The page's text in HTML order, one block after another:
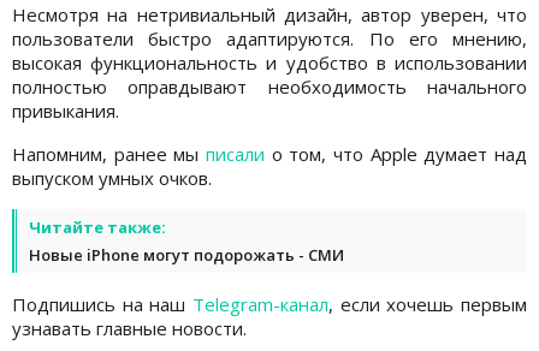
Несмотря на нетривиальный дизайн, автор уверен, что
пользователи быстро адаптируются. По его мнению,
высокая функциональность и удобство в использовании
полностью оправдывают необходимость начального
привыкания.
Напомним, ранее мы писали о том, что Apple думает над
выпуском умных очков.
Читайте также:
Новые iPhone могут подорожать - СМИ
Подпишись на наш Telegram-канал, если хочешь первым
узнавать главные новости.